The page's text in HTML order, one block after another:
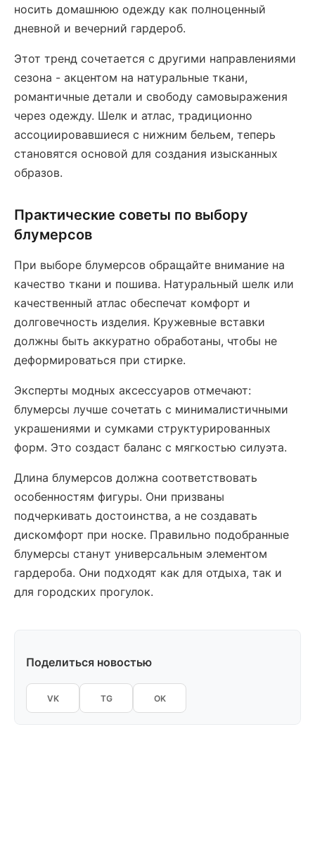
носить домашнюю одежду как полноценный
дневной и вечерний гардероб.
Этот тренд сочетается с другими направлениями
сезона - акцентом на натуральные ткани,
романтичные детали и свободу самовыражения
через одежду. Шелк и атлас, традиционно
ассоциировавшиеся с нижним бельем, теперь
становятся основой для создания изысканных
образов.
Практические советы по выбору
блумерсов
При выборе блумерсов обращайте внимание на
качество ткани и пошива. Натуральный шелк или
качественный атлас обеспечат комфорт и
долговечность изделия. Кружевные вставки
должны быть аккуратно обработаны, чтобы не
деформироваться при стирке.
Эксперты модных аксессуаров отмечают:
блумерсы лучше сочетать с минималистичными
украшениями и сумками структурированных
форм. Это создаст баланс с мягкостью силуэта.
Длина блумерсов должна соответствовать
особенностям фигуры. Они призваны
подчеркивать достоинства, а не создавать
дискомфорт при носке. Правильно подобранные
блумерсы станут универсальным элементом
гардероба. Они подходят как для отдыха, так и
для городских прогулок.
Поделиться новостью
VK TG OK